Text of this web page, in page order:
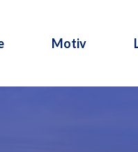
Motiv